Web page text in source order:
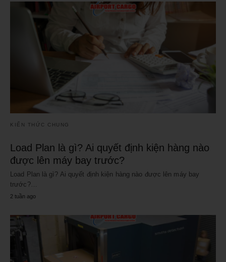
KIẾN THỨC CHUNG
Load Plan là gì? Ai quyết định kiện hàng nào
được lên máy bay trước?
Load Plan là gì? Ai quyết định kiện hàng nào được lên máy bay
trước?…
2 tuần ago